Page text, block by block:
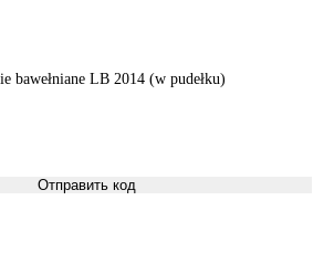
bawełniane LB 2014 (w pudełku)
Отправить код